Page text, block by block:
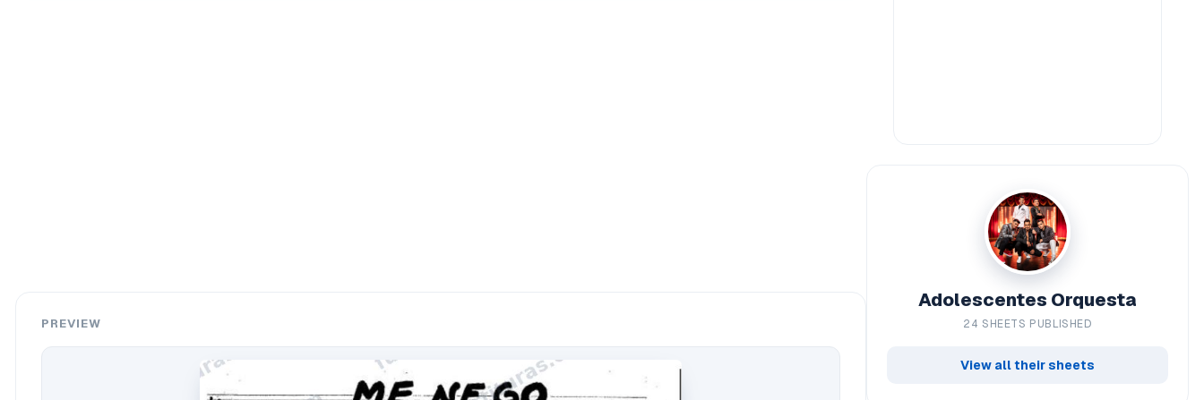
PREVIEW
Adolescentes Orquesta
24 SHEETS PUBLISHED
View all their sheets